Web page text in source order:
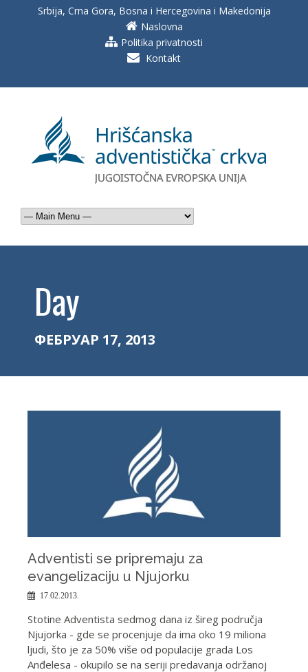
Srbija, Crna Gora, Bosna i Hercegovina i Makedonija
Naslovna
Politika privatnosti
Kontakt
Day
ФЕБРУАР 17, 2013
Adventisti se pripremaju za
evangelizaciju u Njujorku
17.02.2013.
Stotine Adventista sedmog dana iz šireg područja
Njujorka - gde se procenjuje da ima oko 19 miliona
ljudi, što je za 50% više od populacije grada Los
Anđelesa - okupilo se na seriji predavanja održanoj